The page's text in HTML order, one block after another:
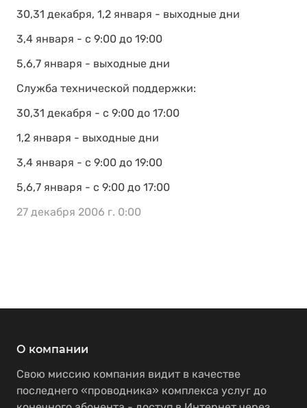
30,31 декабря, 1,2 января - выходные дни
3,4 января - с 9:00 до 19:00
5,6,7 января - выходные дни
Служба технической поддержки:
30,31 декабря - с 9:00 до 17:00
1,2 января - выходные дни
3,4 января - с 9:00 до 19:00
5,6,7 января - с 9:00 до 17:00
27 декабря 2006 г. 0:00
О компании
Свою миссию компания видит в качестве
последнего «проводника» комплекса услуг до